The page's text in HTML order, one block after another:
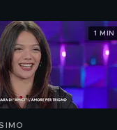
1 MIN